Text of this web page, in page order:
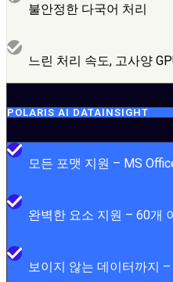
불안정한 다국어 처리
느린 처리 속도, 고사양
POLARIS AI DATAINSIGHT
모든 포맷 지원 – MS
완벽한 요소 지원 – 60개
보이지 않는 데이터까지